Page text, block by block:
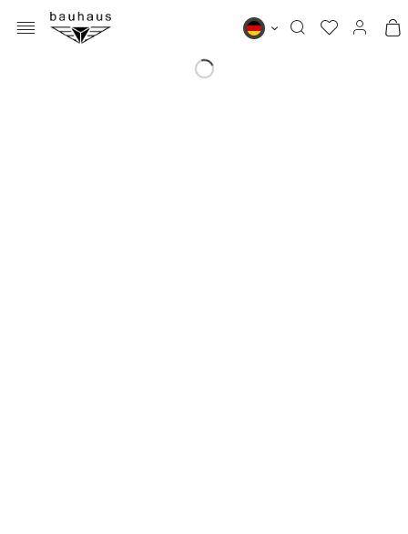
MENÜ